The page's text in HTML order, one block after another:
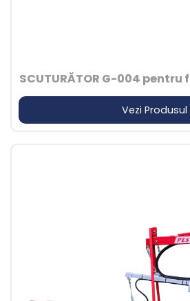
SCUTURĂTOR G-004
Vezi Produsul